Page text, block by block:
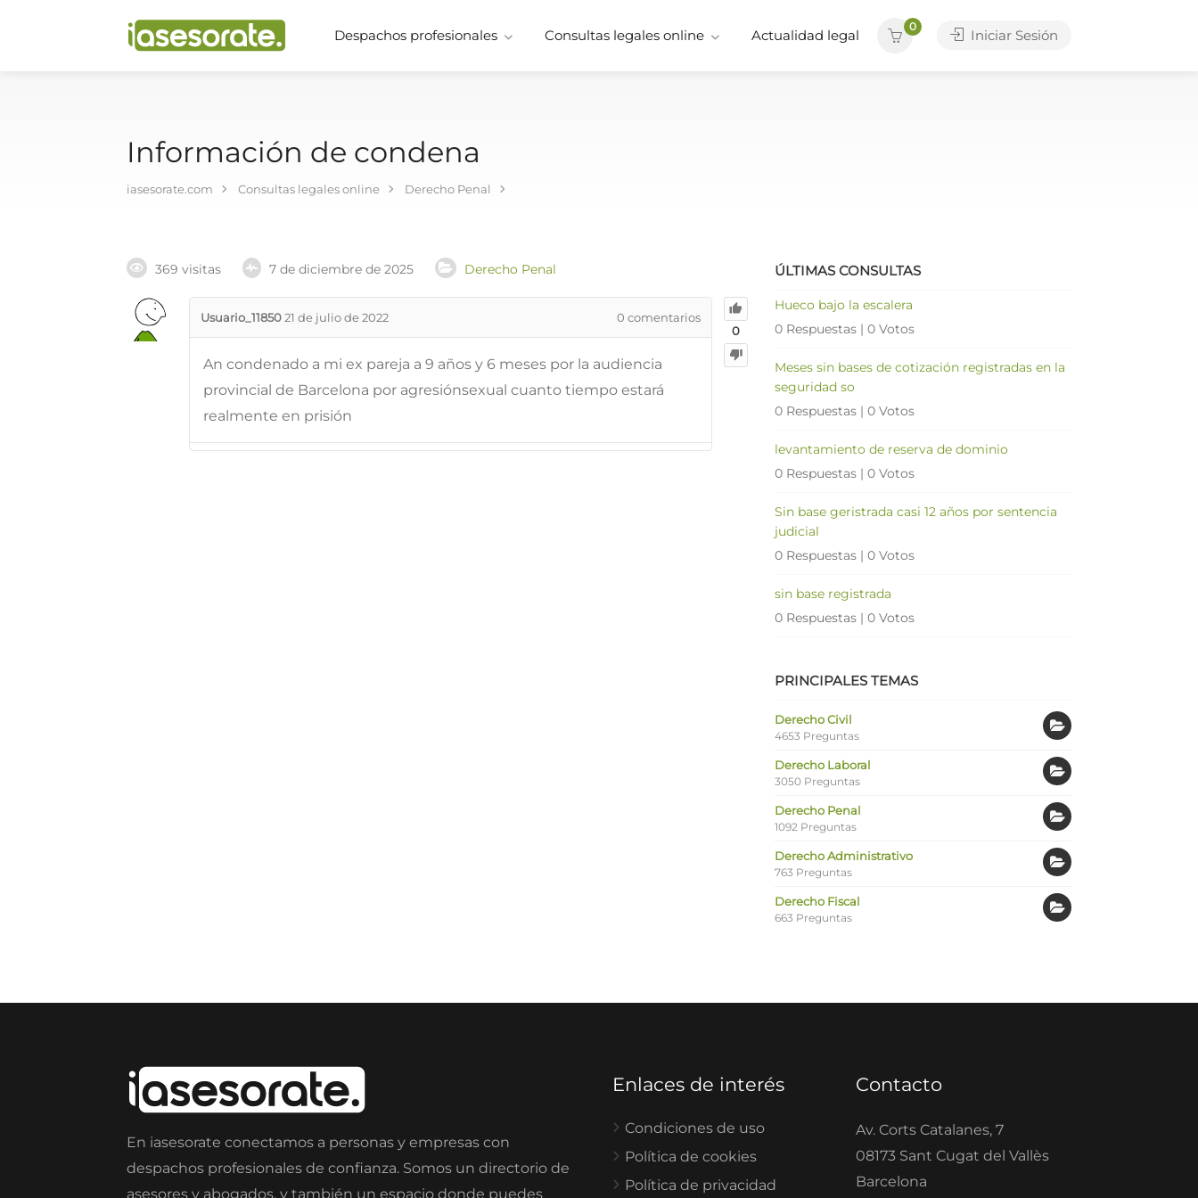
Despachos profesionales Consultas legales online Actualidad legal
0
Iniciar Sesión
Información de condena
iasesorate.com Consultas legales online Derecho Penal
369 visitas 7 de diciembre de 2025 Derecho Penal
0
Usuario_1185021 de julio de 2022 0 comentarios
An condenado a mi ex pareja a 9 años y 6 meses por la audiencia
provincial de Barcelona por agresiónsexual cuanto tiempo estará
realmente en prisión
ÚLTIMAS CONSULTAS
Hueco bajo la escalera
0 Respuestas | 0 Votos
Meses sin bases de cotización registradas en la
seguridad so
0 Respuestas | 0 Votos
levantamiento de reserva de dominio
0 Respuestas | 0 Votos
Sin base geristrada casi 12 años por sentencia
judicial
0 Respuestas | 0 Votos
sin base registrada
0 Respuestas | 0 Votos
PRINCIPALES TEMAS
Derecho Civil
4653 Preguntas
Derecho Laboral
3050 Preguntas
Derecho Penal
1092 Preguntas
Derecho Administrativo
763 Preguntas
Derecho Fiscal
663 Preguntas
En iasesorate conectamos a personas y empresas con
despachos profesionales de confianza. Somos un directorio de
asesores y abogados, y también un espacio donde puedes
Enlaces de interés
Condiciones de uso
Política de cookies
Política de privacidad
Contacto
Av. Corts Catalanes, 7
08173 Sant Cugat del Vallès
Barcelona